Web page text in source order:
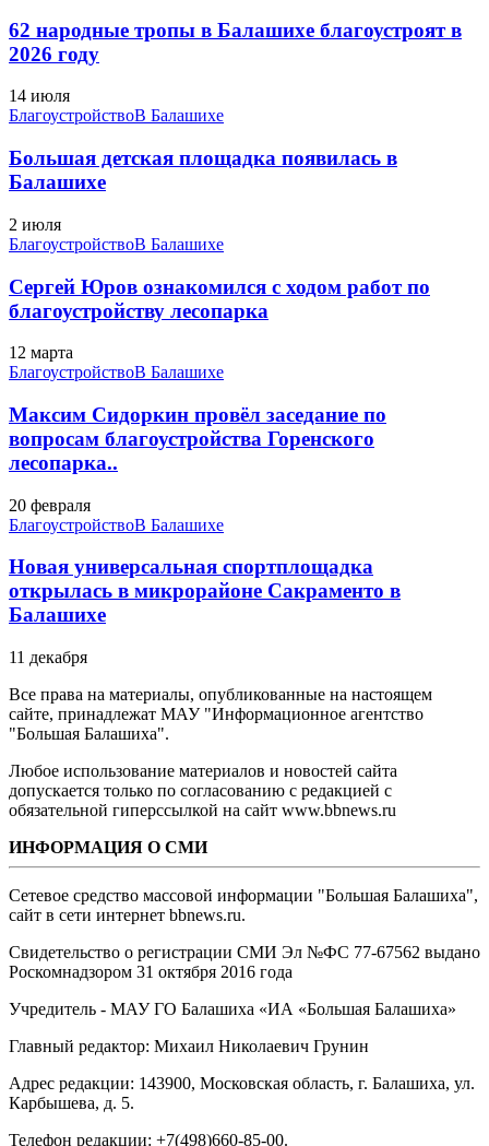
62 народные тропы в Балашихе благоустроят в
2026 году
14 июля
БлагоустройствоВ Балашихе
Большая детская площадка появилась в
Балашихе
2 июля
БлагоустройствоВ Балашихе
Сергей Юров ознакомился с ходом работ по
благоустройству лесопарка
12 марта
БлагоустройствоВ Балашихе
Максим Сидоркин провёл заседание по
вопросам благоустройства Горенского
лесопарка..
20 февраля
БлагоустройствоВ Балашихе
Новая универсальная спортплощадка
открылась в микрорайоне Сакраменто в
Балашихе
11 декабря
Все права на материалы, опубликованные на настоящем
сайте, принадлежат МАУ "Информационное агентство
"Большая Балашиха".
Любое использование материалов и новостей сайта
допускается только по согласованию с редакцией с
обязательной гиперссылкой на сайт www.bbnews.ru
ИНФОРМАЦИЯ О СМИ
Сетевое средство массовой информации "Большая Балашиха",
сайт в сети интернет bbnews.ru.
Свидетельство о регистрации СМИ Эл №ФС ‎77-67562 выдано
Роскомнадзором 31 октября 2016 года
Учредитель - МАУ ГО Балашиха «ИА «Большая Балашиха»
Главный редактор: Михаил Николаевич Грунин
Адрес редакции: 143900, Московская область, г. Балашиха, ул.
Карбышева, д. 5.
Телефон редакции: +7(498)660-85-00.